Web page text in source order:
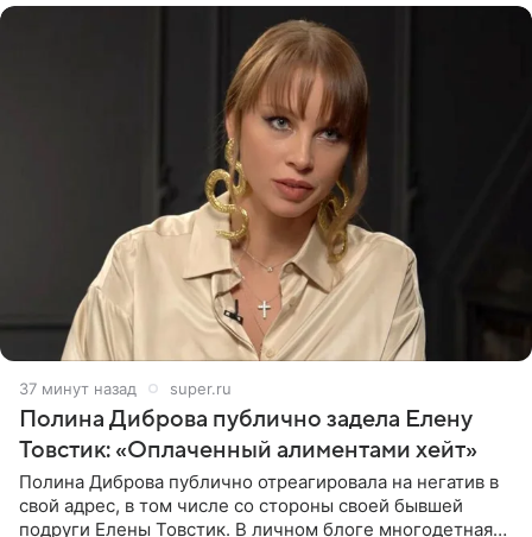
37 минут назад super.ru
Полина Диброва публично задела Елену
Товстик: «Оплаченный алиментами хейт»
Полина Диброва публично отреагировала на негатив в
свой адрес, в том числе со стороны своей бывшей
подруги Елены Товстик. В личном блоге многодетная